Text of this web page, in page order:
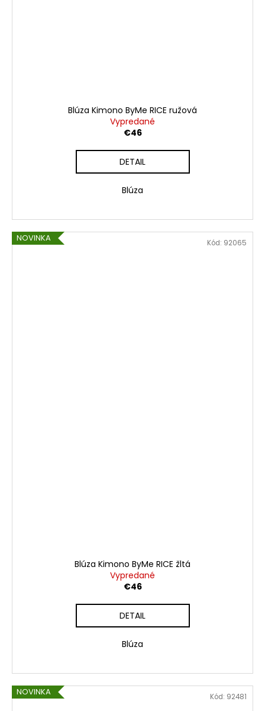
Blúza Kimono ByMe RICE ružová
Vypredané
€46
DETAIL
Blúza
NOVINKA
Blúza Kimono ByMe RICE žltá
Vypredané
€46
DETAIL
Blúza
Kód: 92065
NOVINKA Kód: 92481